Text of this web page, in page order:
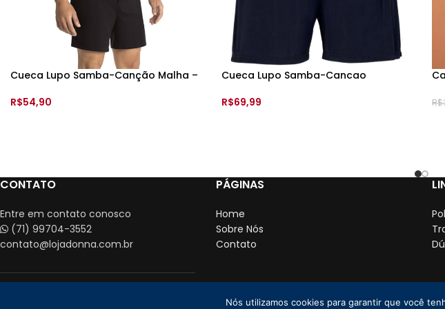
Verifique a tabela de medidas, antes de finalizar a sua compra.
Postagem após 01 dia útil da confirmação do pagamento. Imagem meramente
Cueca Lupo Samba-Canção Malha –
R$54,90
Cueca Lupo Samba-Cancao
R$69,99 R$
CONTATO
Entre em contato conosco
(71) 99704-3552
contato@lojadonna.com.br
PÁGINAS
Home
Sobre Nós
Contato
Loja Donna CNPJ: 35.766.478/0001-01 2025
Nós utilizamos cookies para garantir que você